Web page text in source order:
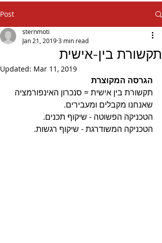
Post
תקשורת בין-אישית
sternmoti
Jan 21, 20193 min read
Updated: Mar 11, 2019
הגרסה המקוצרת
תקשורת בין אישית = סנכרון האינפורמציה
שאנחנו מקבלים ומעבירים.
הטכניקה הפשוטה - שיקוף תכנים.
הטכניקה המשודרגת - שיקוף רגשות.